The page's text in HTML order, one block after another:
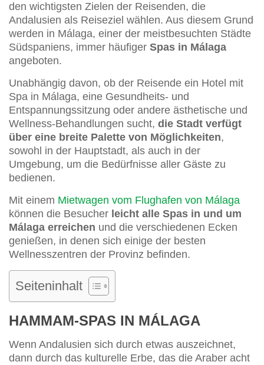
den wichtigsten Zielen der Reisenden, die
Andalusien als Reiseziel wählen. Aus diesem Grund
werden in Málaga, einer der meistbesuchten Städte
Südspaniens, immer häufiger Spas in Málaga
angeboten.
Unabhängig davon, ob der Reisende ein Hotel mit
Spa in Málaga, eine Gesundheits- und
Entspannungssitzung oder andere ästhetische und
Wellness-Behandlungen sucht, die Stadt verfügt
über eine breite Palette von Möglichkeiten,
sowohl in der Hauptstadt, als auch in der
Umgebung, um die Bedürfnisse aller Gäste zu
bedienen.
Mit einem Mietwagen vom Flughafen von Málaga
können die Besucher leicht alle Spas in und um
Málaga erreichen und die verschiedenen Ecken
genießen, in denen sich einige der besten
Wellnesszentren der Provinz befinden.
Seiteninhalt
HAMMAM-SPAS IN MÁLAGA
Wenn Andalusien sich durch etwas auszeichnet,
dann durch das kulturelle Erbe, das die Araber acht